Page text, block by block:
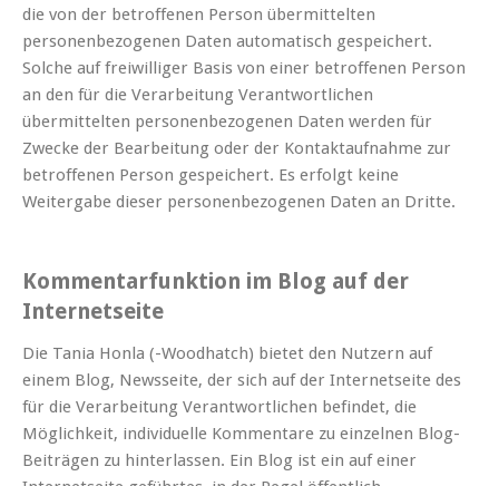
die von der betroffenen Person übermittelten
personenbezogenen Daten automatisch gespeichert.
Solche auf freiwilliger Basis von einer betroffenen Person
an den für die Verarbeitung Verantwortlichen
übermittelten personenbezogenen Daten werden für
Zwecke der Bearbeitung oder der Kontaktaufnahme zur
betroffenen Person gespeichert. Es erfolgt keine
Weitergabe dieser personenbezogenen Daten an Dritte.
Kommentarfunktion im Blog auf der
Internetseite
Die Tania Honla (-Woodhatch) bietet den Nutzern auf
einem Blog, Newsseite, der sich auf der Internetseite des
für die Verarbeitung Verantwortlichen befindet, die
Möglichkeit, individuelle Kommentare zu einzelnen Blog-
Beiträgen zu hinterlassen. Ein Blog ist ein auf einer